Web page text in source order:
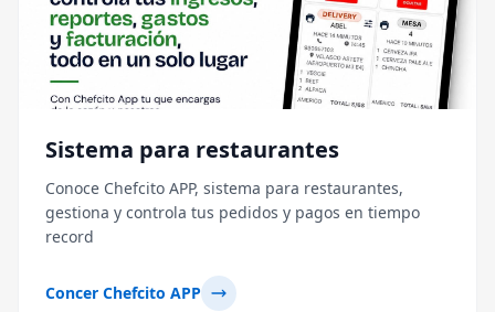
Sistema para restaurantes
Conoce Chefcito APP, sistema para restaurantes,
gestiona y controla tus pedidos y pagos en tiempo
record
Concer Chefcito APP